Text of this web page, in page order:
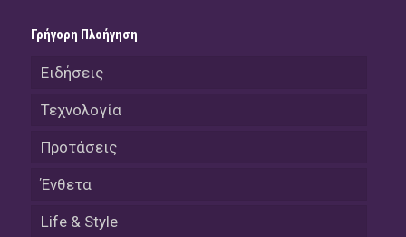
Γρήγορη Πλοήγηση
Ειδήσεις
Τεχνολογία
Προτάσεις
Ένθετα
Life & Style